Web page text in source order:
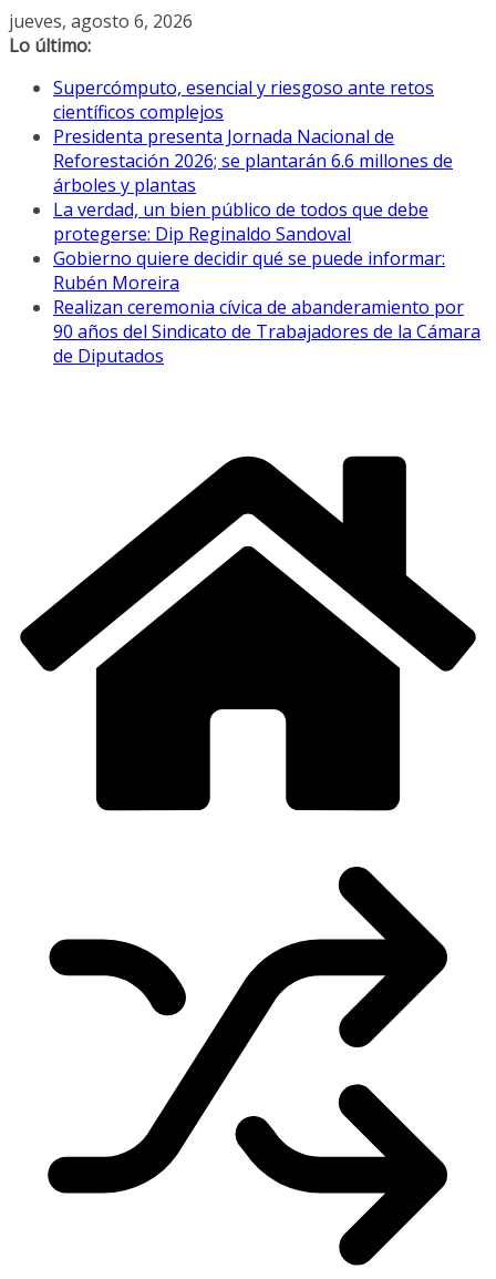
Saltar
al
jueves, agosto 6, 2026
Lo último:
Supercómputo, esencial y riesgoso ante retos
científicos complejos
Presidenta presenta Jornada Nacional de
Reforestación 2026; se plantarán 6.6 millones de
árboles y plantas
La verdad, un bien público de todos que debe
protegerse: Dip Reginaldo Sandoval
Gobierno quiere decidir qué se puede informar:
Rubén Moreira
Realizan ceremonia cívica de abanderamiento por
90 años del Sindicato de Trabajadores de la Cámara
de Diputados